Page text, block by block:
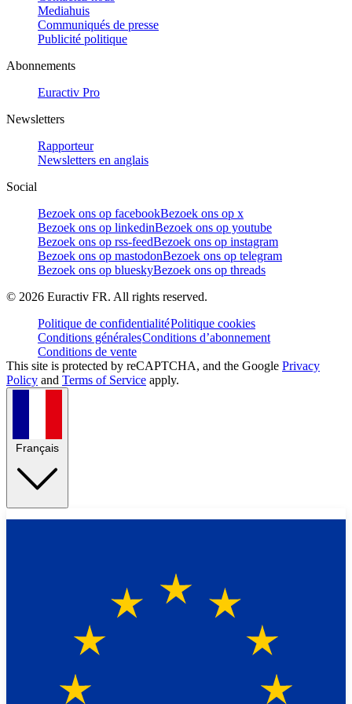
Mediahuis
Communiqués de presse
Publicité politique
Abonnements
Euractiv Pro
Newsletters
Rapporteur
Newsletters en anglais
Social
Bezoek ons op facebookBezoek ons op x
Bezoek ons op linkedinBezoek ons op youtube
Bezoek ons op rss-feedBezoek ons op instagram
Bezoek ons op mastodonBezoek ons op telegram
Bezoek ons op blueskyBezoek ons op threads
© 2026 Euractiv FR. All rights reserved.
Politique de confidentialitéPolitique cookies
Conditions généralesConditions d’abonnement
Conditions de vente
This site is protected by reCAPTCHA, and the Google Privacy
Policy and Terms of Service apply.
Français